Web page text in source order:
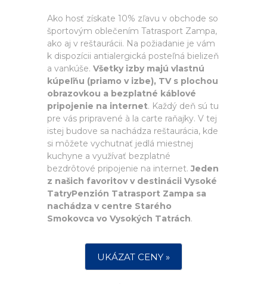
Ako hosť získate 10% zľavu v obchode so
športovým oblečením Tatrasport Zampa,
ako aj v reštaurácii. Na požiadanie je vám
k dispozícii antialergická posteľná bielizeň
a vankúše. Všetky izby majú vlastnú
kúpeľňu (priamo v izbe), TV s plochou
obrazovkou a bezplatné káblové
pripojenie na internet. Každý deň sú tu
pre vás pripravené à la carte raňajky. V tej
istej budove sa nachádza reštaurácia, kde
si môžete vychutnať jedlá miestnej
kuchyne a využívať bezplatné
bezdrôtové pripojenie na internet.Jeden
z našich favoritov v destinácii Vysoké
TatryPenzión Tatrasport Zampa sa
nachádza v centre Starého
Smokovca vo Vysokých Tatrách.
UKÁZAT CENY »